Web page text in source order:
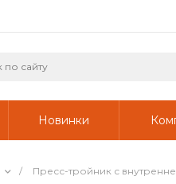
Новинки
/ Пресс-тройник с